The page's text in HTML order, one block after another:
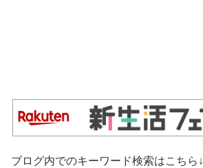
ブログ内でのキーワード検索はこちら↓